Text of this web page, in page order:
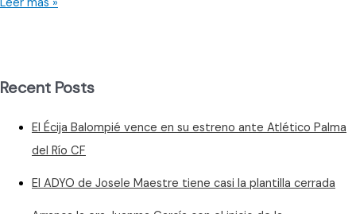
aprovechará
descanso
Recent Posts
El Écija Balompié vence en su estreno ante Atlético Palma
del Río CF
El ADYO de Josele Maestre tiene casi la plantilla cerrada